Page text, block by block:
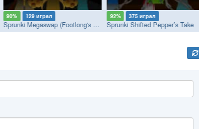
90% 129 играл
Sprunki Megaswap (Footlong's Take)
92% 375 играл
Sprunki Shifted Pepper’s Take